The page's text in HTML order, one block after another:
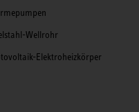
Wellrohr
Elektroheizkörper